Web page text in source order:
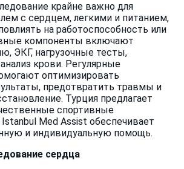
крайне важно для
с сердцем, легкими и питанием,
на работоспособность или
компоненты включают
ЭКГ, нагрузочные тесты,
крови. Регулярные
оптимизировать
предотвратить травмы и
Турция предлагает
спортивные
Med Assist обеспечивает
и индивидуальную помощь.
сердца